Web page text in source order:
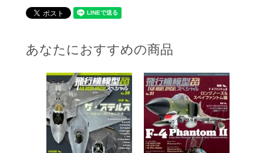
あなたにおすすめの商品